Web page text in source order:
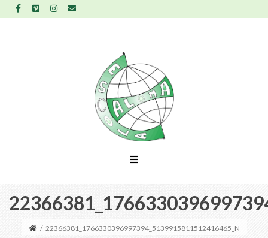
/ 22366381_1766330396997394_5139915811512416465_N